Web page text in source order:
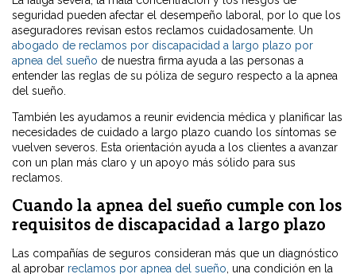
seguridad pueden afectar el desempeño laboral, por lo que los
aseguradores revisan estos reclamos cuidadosamente. Un
abogado de reclamos por discapacidad a largo plazo por
apnea del sueño de nuestra firma ayuda a las personas a
entender las reglas de su póliza de seguro respecto a la apnea
del sueño.
También les ayudamos a reunir evidencia médica y planificar las
necesidades de cuidado a largo plazo cuando los síntomas se
vuelven severos. Esta orientación ayuda a los clientes a avanzar
con un plan más claro y un apoyo más sólido para sus
reclamos.
Cuando la apnea del sueño cumple con los
requisitos de discapacidad a largo plazo
Las compañías de seguros consideran más que un diagnóstico
al aprobar reclamos por apnea del sueño , una condición en la